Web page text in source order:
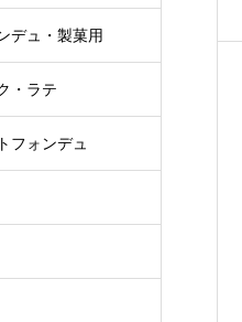
デュ・製菓用
・ラテ
フォンデュ